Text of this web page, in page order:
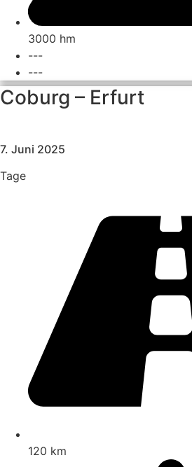
3000 hm
---
---
Coburg – Erfurt
7. Juni 2025
Tage
120 km